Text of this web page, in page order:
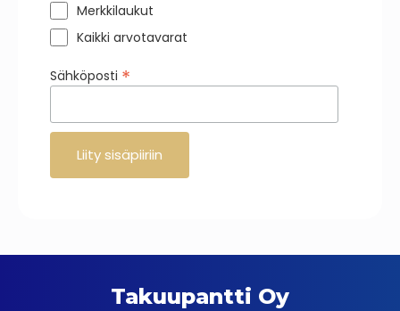
Merkkilaukut
Kaikki arvotavarat
Sähköposti *
Takuupantti Oy